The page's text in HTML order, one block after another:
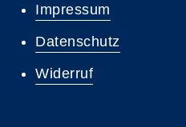
Impressum
Datenschutz
Widerruf